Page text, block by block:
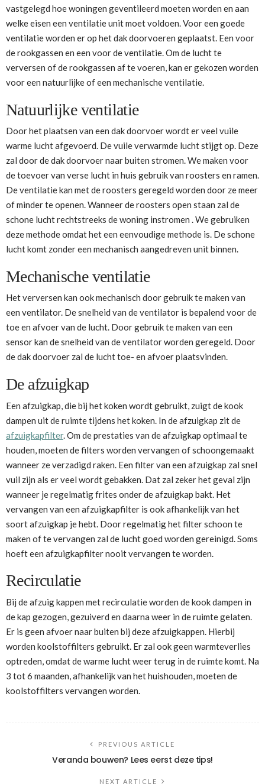
vastgelegd hoe woningen geventileerd moeten worden en aan
welke eisen een ventilatie unit moet voldoen. Voor een goede
ventilatie worden er op het dak doorvoeren geplaatst. Een voor
de rookgassen en een voor de ventilatie. Om de lucht te
verversen of de rookgassen af te voeren, kan er gekozen worden
voor een natuurlijke of een mechanische ventilatie.
Natuurlijke ventilatie
Door het plaatsen van een dak doorvoer wordt er veel vuile
warme lucht afgevoerd. De vuile verwarmde lucht stijgt op. Deze
zal door de dak doorvoer naar buiten stromen. We maken voor
de toevoer van verse lucht in huis gebruik van roosters en ramen.
De ventilatie kan met de roosters geregeld worden door ze meer
of minder te openen. Wanneer de roosters open staan zal de
schone lucht rechtstreeks de woning instromen . We gebruiken
deze methode omdat het een eenvoudige methode is. De schone
lucht komt zonder een mechanisch aangedreven unit binnen.
Mechanische ventilatie
Het verversen kan ook mechanisch door gebruik te maken van
een ventilator. De snelheid van de ventilator is bepalend voor de
toe en afvoer van de lucht. Door gebruik te maken van een
sensor kan de snelheid van de ventilator worden geregeld. Door
de dak doorvoer zal de lucht toe- en afvoer plaatsvinden.
De afzuigkap
Een afzuigkap, die bij het koken wordt gebruikt, zuigt de kook
dampen uit de ruimte tijdens het koken. In de afzuigkap zit de
afzuigkapfilter. Om de prestaties van de afzuigkap optimaal te
houden, moeten de filters worden vervangen of schoongemaakt
wanneer ze verzadigd raken. Een filter van een afzuigkap zal snel
vuil zijn als er veel wordt gebakken. Dat zal zeker het geval zijn
wanneer je regelmatig frites onder de afzuigkap bakt. Het
vervangen van een afzuigkapfilter is ook afhankelijk van het
soort afzuigkap je hebt. Door regelmatig het filter schoon te
maken of te vervangen zal de lucht goed worden gereinigd. Soms
hoeft een afzuigkapfilter nooit vervangen te worden.
Recirculatie
Bij de afzuig kappen met recirculatie worden de kook dampen in
de kap gezogen, gezuiverd en daarna weer in de ruimte gelaten.
Er is geen afvoer naar buiten bij deze afzuigkappen. Hierbij
worden koolstoffilters gebruikt. Er zal ook geen warmteverlies
optreden, omdat de warme lucht weer terug in de ruimte komt. Na
3 tot 6 maanden, afhankelijk van het huishouden, moeten de
koolstoffilters vervangen worden.
PREVIOUS ARTICLE
Veranda bouwen? Lees eerst deze tips!
NEXT ARTICLE